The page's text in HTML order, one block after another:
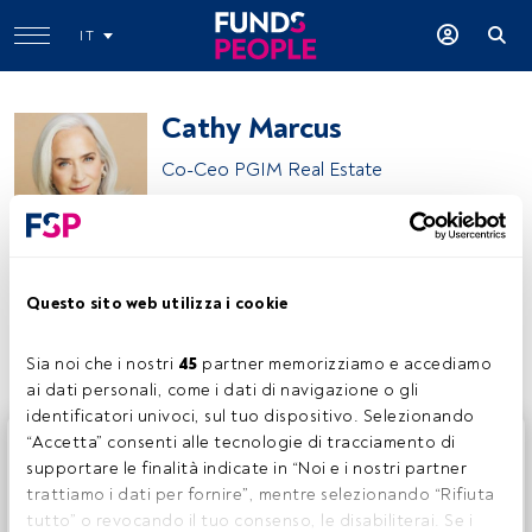
Questo sito web utilizza i cookie
Sia noi che i nostri 45 partner memorizziamo e accediamo
ai dati personali, come i dati di navigazione o gli
identificatori univoci, sul tuo dispositivo. Selezionando
“Accetta” consenti alle tecnologie di tracciamento di
supportare le finalità indicate in “Noi e i nostri partner
trattiamo i dati per fornire”, mentre selezionando “Rifiuta
tutto” o revocando il tuo consenso, le disabiliterai. Se i
IT
Cathy Marcus
Co-Ceo PGIM Real Estate
Condividi:
Questo è un articolo riservato agli utenti FundsPeople. Se
sei già registrato, accedi tramite il pulsante Login. Se non
hai ancora un account, ti invitiamo a registrarti per scoprire
tutti i contenuti che FundsPeople ha da offrire.